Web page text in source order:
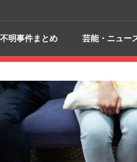
明事件まとめ 芸能・ニュー